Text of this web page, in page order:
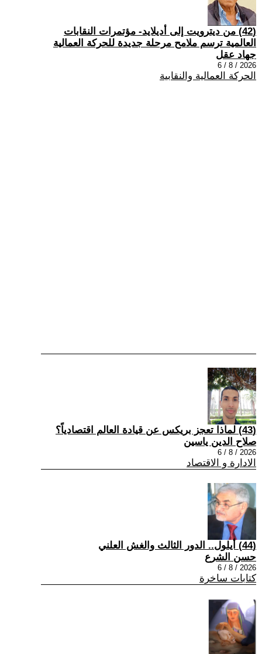
(42) من ديترويت إلى أديلايد- مؤتمرات النقابات
العالمية ترسم ملامح مرحلة جديدة للحركة العمالية
جهاد عقل
2026 / 8 / 6
الحركة العمالية والنقابية
(43) لماذا تعجز بريكس عن قيادة العالم اقتصادياً؟
صلاح الدين ياسين
2026 / 8 / 6
الادارة و الاقتصاد
(44) أيلول.. الدور الثالث والغش العلني
حسن الشرع
2026 / 8 / 6
كتابات ساخرة